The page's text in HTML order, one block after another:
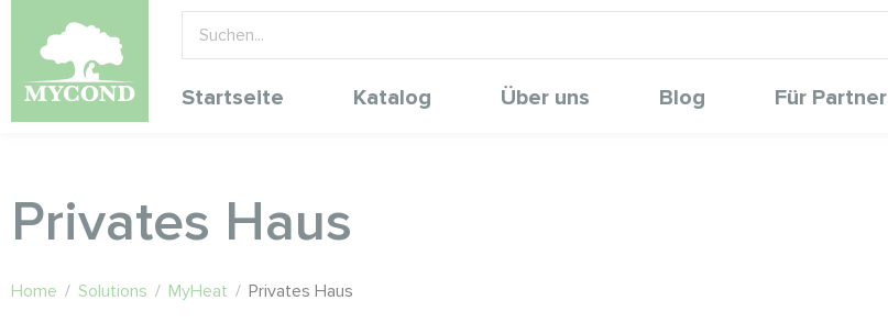
Startseite Katalog Über uns Blog Für Partner
Privates Haus
Home / Solutions / MyHeat / Privates Haus